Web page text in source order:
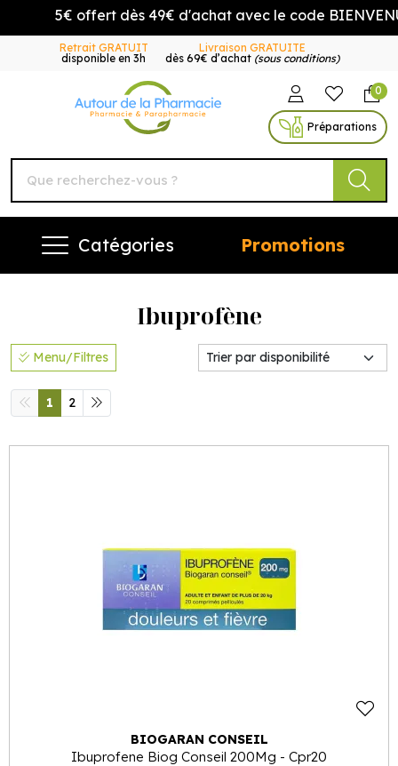
5€ offert dès 49€ d'achat avec le code BIENVENUE5
Retrait GRATUIT
disponible en 3h
Livraison GRATUITE
dès 69€ d’achat (sous conditions)
Autour de la Pharmacie
0
Préparations
Catégories Promotions
Ibuprofène
Menu/Filtres
1 2
BIOGARAN CONSEIL
Ibuprofene Biog Conseil 200Mg - Cpr20